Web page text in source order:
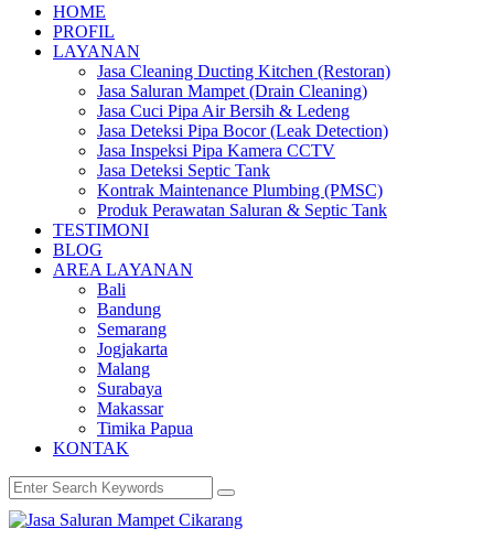
HOME
PROFIL
LAYANAN
Jasa Cleaning Ducting Kitchen (Restoran)
Jasa Saluran Mampet (Drain Cleaning)
Jasa Cuci Pipa Air Bersih & Ledeng
Jasa Deteksi Pipa Bocor (Leak Detection)
Jasa Inspeksi Pipa Kamera CCTV
Jasa Deteksi Septic Tank
Kontrak Maintenance Plumbing (PMSC)
Produk Perawatan Saluran & Septic Tank
TESTIMONI
BLOG
AREA LAYANAN
Bali
Bandung
Semarang
Jogjakarta
Malang
Surabaya
Makassar
Timika Papua
KONTAK